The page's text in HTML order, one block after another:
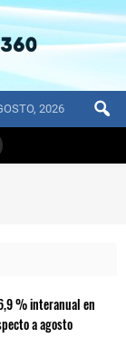
2026
% interanual en
a agosto